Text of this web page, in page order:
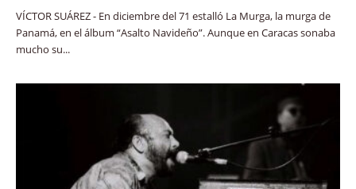
VÍCTOR SUÁREZ - En diciembre del 71 estalló La Murga, la murga de
Panamá, en el álbum “Asalto Navideño”. Aunque en Caracas sonaba
mucho su...